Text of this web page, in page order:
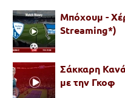
Μπόχουμ -
Streaming*)
Σάκκαρη
με την Γκοφ